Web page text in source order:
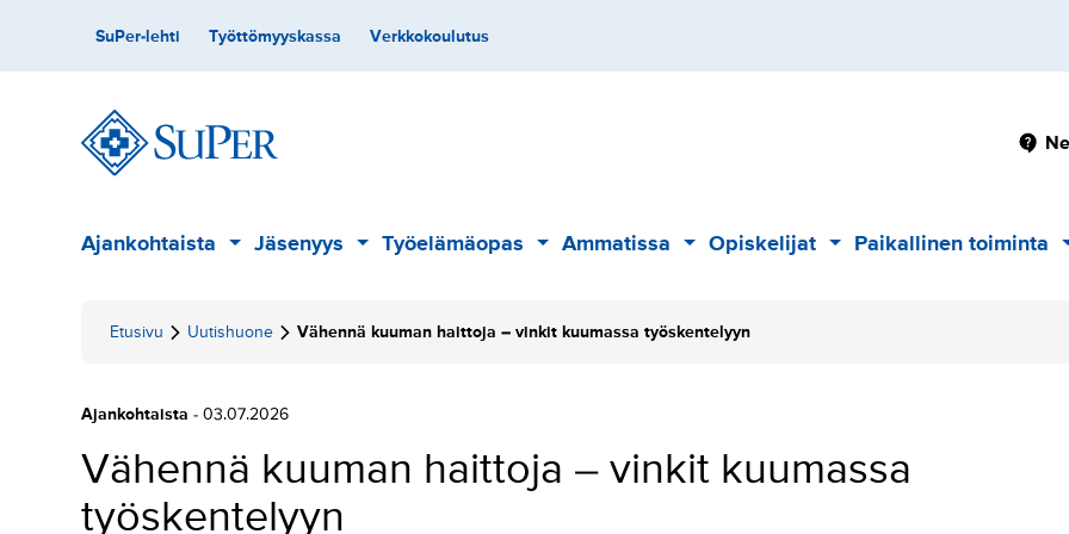
Toissijainen
SuPer-lehti Työttömyyskassa Verkkokoulutus
Päävalikko
Ajankohtaista Alavalikko
Jäsenyys Alavalikko
Työelämäopas Alavalikko
Ammatissa Alavalikko
Opiskelijat Alavalikko
Paikallinen toiminta
Etusivu Uutishuone Vähennä kuuman haittoja – vinkit kuumassa työskentelyyn
Ajankohtaista - 03.07.2026
Vähennä kuuman haittoja – vinkit kuumassa
työskentelyyn